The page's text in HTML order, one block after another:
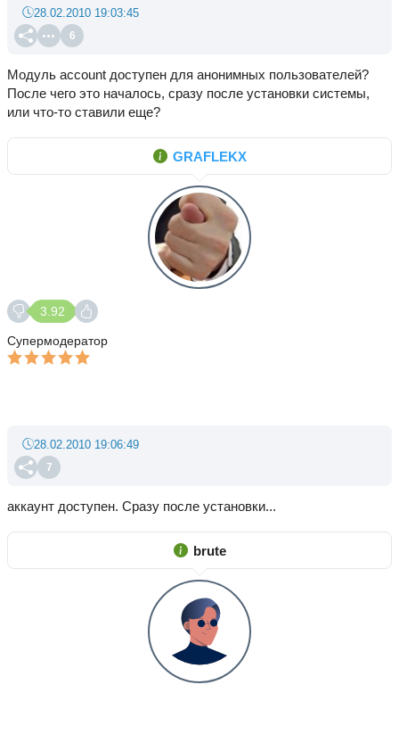
6
28.02.2010 19:03:45
Модуль account доступен для анонимных пользователей?
После чего это началось, сразу после установки системы,
или что-то ставили еще?
GRAFLEKX
3.92
Супермодератор
7
28.02.2010 19:06:49
аккаунт доступен. Сразу после установки...
brute